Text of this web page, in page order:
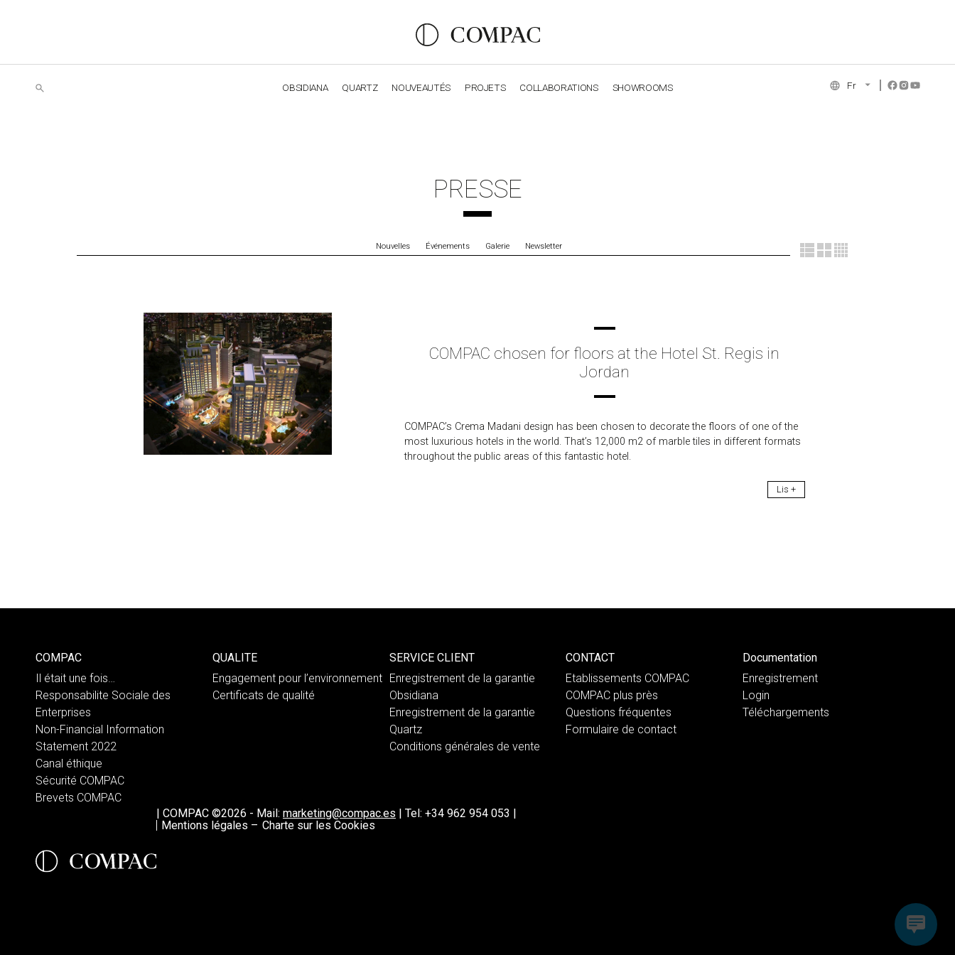
OBSIDIANA QUARTZ NOUVEAUTÉS PROJETS COLLABORATIONS SHOWROOMS Fr
PRESSE
Nouvelles Événements Galerie Newsletter
COMPAC chosen for floors at the Hotel St. Regis in
Jordan
COMPAC’s Crema Madani design has been chosen to decorate the floors of one of the
most luxurious hotels in the world. That’s 12,000 m2 of marble tiles in different formats
throughout the public areas of this fantastic hotel.
Lis +
COMPAC
Il était une fois…
Responsabilite Sociale des
Enterprises
Non-Financial Information
Statement 2022
Canal éthique
Sécurité COMPAC
Brevets COMPAC
QUALITE
Engagement pour l’environnement
Certificats de qualité
SERVICE CLIENT
Enregistrement de la garantie
Obsidiana
Enregistrement de la garantie
Quartz
Conditions générales de vente
CONTACT
Etablissements COMPAC
COMPAC plus près
Questions fréquentes
Formulaire de contact
Documentation
Enregistrement
Login
Téléchargements
| COMPAC ©2026 - Mail: marketing@compac.es | Tel: +34 962 954 053 |
Mentions légales – Charte sur les Cookies